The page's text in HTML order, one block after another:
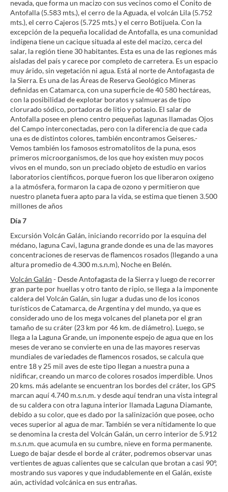
nevada, que forma un macizo con sus vecinos como el Conito de
Antofalla (5.583 mts.), el cerro de la Aguada, el volcán Lila (5.752
mts.), el cerro Cajeros (5.725 mts.) y el cerro Botijuela. Con la
excepción de la pequeña localidad de Antofalla, es una comunidad
indígena tiene un cacique situada al este del macizo, cerca del
salar, la región tiene 30 habitantes. Esta es una de las regiones más
aisladas del país y carece por completo de carretera. Es un espacio
muy árido, sin vegetación ni agua. Está al norte de Antofagasta de
la Sierra. Es una de las Áreas de Reserva Geológico Mineras
definidas en Catamarca, con una superficie de 40 580 hectáreas,
con la posibilidad de explotar boratos y salmueras de tipo
clorurado sódico, portadoras de litio y potasio. El salar de
Antofalla posee en pleno centro pequeñas lagunas llamadas Ojos
del Campo interconectadas, pero con la diferencia de que cada
una es de distintos colores, también encontramos Geiseres.-
Vemos también los famosos estromatolitos de la puna, esos
primeros microorganismos, de los que hoy existen muy pocos
vivos en el mundo, son un preciado objeto de estudio en varios
laboratorios científicos, porque fueron los que liberaron oxígeno
a la atmósfera, formaron la capa de ozono y permitieron que
nuestro planeta fuera apto para la vida, se estima que tienen 3.500
millones de años
Día 7
Excursión Volcán Galán, iniciando recorrido por la esquina del
médano, laguna Cavi, laguna grande donde es una de las mayores
concentraciones de reservas de flamencos rosados (llegando a una
altura promedio de 4.300 m.s.n.m), Noche en Belén.
Volcán Galán - Desde Antofagasta de la Sierra y luego de recorrer
gran parte por huellas y otro tanto de ripio, se llega a la imponente
caldera del Volcán Galán, sin lugar a dudas uno de los iconos
turísticos de Catamarca, de Argentina y del mundo, ya que es
considerado uno de los mega volcanes del planeta por el gran
tamaño de su cráter (23 km por 46 km. de diámetro). Luego, se
llega a la Laguna Grande, un imponente espejo de agua que en los
meses de verano se convierte en una de las mayores reservas
mundiales de variedades de flamencos rosados, se calcula que
entre 18 y 25 mil aves de este tipo llegan a nuestra puna a
nidificar, creando un marco de colores rosados imperdible. Unos
20 kms. más adelante se encuentran los bordes del cráter, los GPS
marcan aquí 4.740 m.s.n.m. y desde aquí tendran una vista integral
de su caldera con otra laguna interior llamada Laguna Diamante,
debido a su color, que es dado por la salinización que posee, ocho
veces superior al agua de mar. También se vera nítidamente lo que
se denomina la cresta del Volcán Galán, un cerro interior de 5.912
m.s.n.m. que acumula en su cumbre, nieve en forma permanente.
Luego de bajar desde el borde al cráter, podremos observar unas
vertientes de aguas calientes que se calculan que brotan a casi 90º,
mostrando sus vapores y que indudablemente en el Galán, existe
aún, actividad volcánica en sus entrañas.